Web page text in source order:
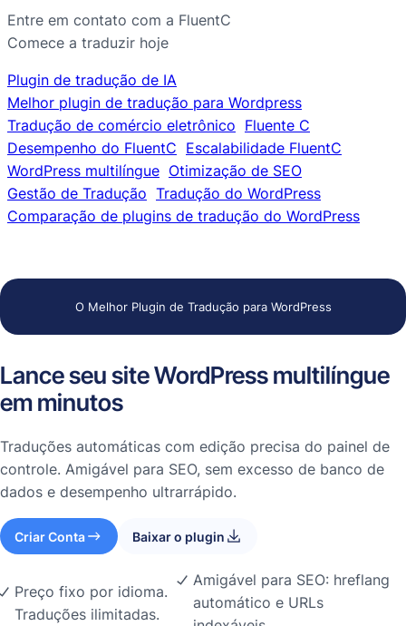
Entre em contato com a FluentC
Comece a traduzir hoje
Plugin de tradução de IA
Melhor plugin de tradução para Wordpress
Tradução de comércio eletrônico Fluente C
Desempenho do FluentC Escalabilidade FluentC
WordPress multilíngue Otimização de SEO
Gestão de Tradução Tradução do WordPress
Comparação de plugins de tradução do WordPress
O Melhor Plugin de Tradução para WordPress
Lance seu site WordPress multilíngue
em minutos
Traduções automáticas com edição precisa do painel de
controle. Amigável para SEO, sem excesso de banco de
dados e desempenho ultrarrápido.
Criar Conta Baixar o plugin
Preço fixo por idioma.
Traduções ilimitadas.
Amigável para SEO: hreflang
automático e URLs